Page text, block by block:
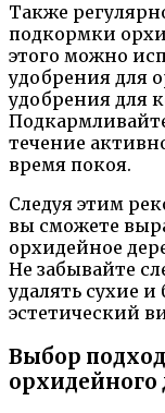
Также
подкормки
этого можно
удобрения для
удобрения для
течение
время покоя.
Следуя этим
вы сможете
орхидейное
Не забывайте
удалять сухие
эстетический
Выбор
орхидейного